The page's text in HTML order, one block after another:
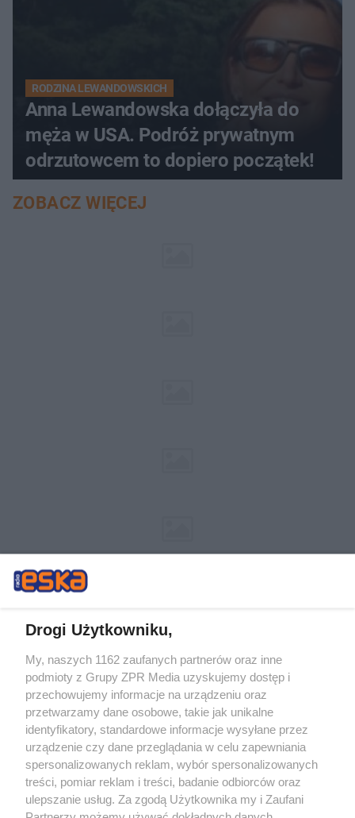
RODZINA LEWANDOWSKICH
Anna Lewandowska dołączyła do
męża w USA. Podróż prywatnym
odrzutowcem to dopiero początek!
ZOBACZ WIĘCEJ
Żaden utwór zamieszczony w serwisie nie może być powielany i
rozpowszechniany lub dalej rozpowszechniany w jakikolwiek sposób (w
tym także elektroniczny lub mechaniczny) na jakimkolwiek polu
eksploatacji w jakiejkolwiek formie, włącznie z umieszczaniem w Internecie
bez pisemnej zgody właściciela praw. Jakiekolwiek użycie lub
wykorzystanie utworów w całości lub w części z naruszeniem prawa, tzn.
bez właściwej zgody, jest zabronione pod groźbą kary i może być ścigane
prawnie.
Drogi Użytkowniku,
My, naszych 1162 zaufanych partnerów oraz inne
podmioty z Grupy ZPR Media uzyskujemy dostęp i
przechowujemy informacje na urządzeniu oraz
przetwarzamy dane osobowe, takie jak unikalne
identyfikatory, standardowe informacje wysyłane przez
urządzenie czy dane przeglądania w celu zapewniania
spersonalizowanych reklam, wybór spersonalizowanych
treści, pomiar reklam i treści, badanie odbiorców oraz
ulepszanie usług. Za zgodą Użytkownika my i Zaufani